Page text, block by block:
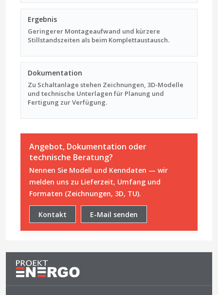
Ergebnis
Geringerer Montageaufwand und kürzere
Stillstandszeiten als beim Komplettaustausch.
Dokumentation
Zu Schaltanlage stehen Zeichnungen, 3D-Modelle
und technische Unterlagen für Planung und
Fertigung zur Verfügung.
Angebot, Dokumentation oder
technische Beratung?
Nennen Sie Modell und Kenndaten — wir
melden uns zu Lieferzeit, Umfang und
Formaten (Zeichnungen, 3D, TU).
Kontakt E-Mail senden